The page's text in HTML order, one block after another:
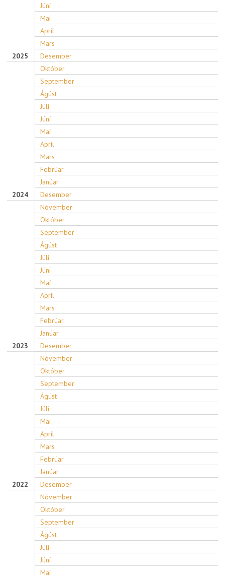
Júní
Maí
Apríl
Mars
2025
Desember
Október
September
Ágúst
Júlí
Júní
Maí
Apríl
Mars
Febrúar
Janúar
2024
Desember
Nóvember
Október
September
Ágúst
Júlí
Júní
Maí
Apríl
Mars
Febrúar
Janúar
2023
Desember
Nóvember
Október
September
Ágúst
Júlí
Maí
Apríl
Mars
Febrúar
Janúar
2022
Desember
Nóvember
Október
September
Ágúst
Júlí
Júní
Maí